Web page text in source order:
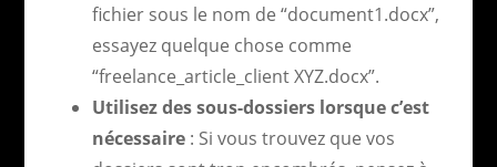
fichier sous le nom de “document1.docx”,
essayez quelque chose comme
“freelance_article_client XYZ.docx”.
Utilisez des sous-dossiers lorsque c’est
nécessaire: Si vous trouvez que vos